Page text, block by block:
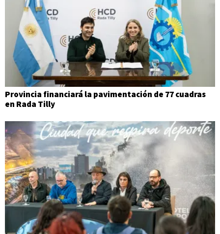
Provincia financiará la pavimentación de 77 cuadras
en Rada Tilly